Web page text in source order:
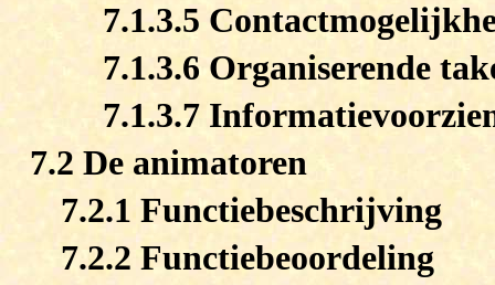
7.1.3.5
7.1.3.6 Organiserende
7.1.3.7
7.2 De animatoren
7.2.1 Functiebeschrijving
7.2.2 Functiebeoordeling